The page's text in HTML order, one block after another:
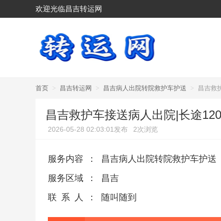
欢迎光临昌吉转运网
首页 > 昌吉转运网 > 昌吉病人出院转院救护车护送 > 昌吉救
昌吉救护车接送病人出院|长途
2026-05-28 02:03:01发布 2次浏览
服务内容 ：
昌吉病人出院转院救护车护送
服务区域
：
昌吉
联系人
： 随叫随到